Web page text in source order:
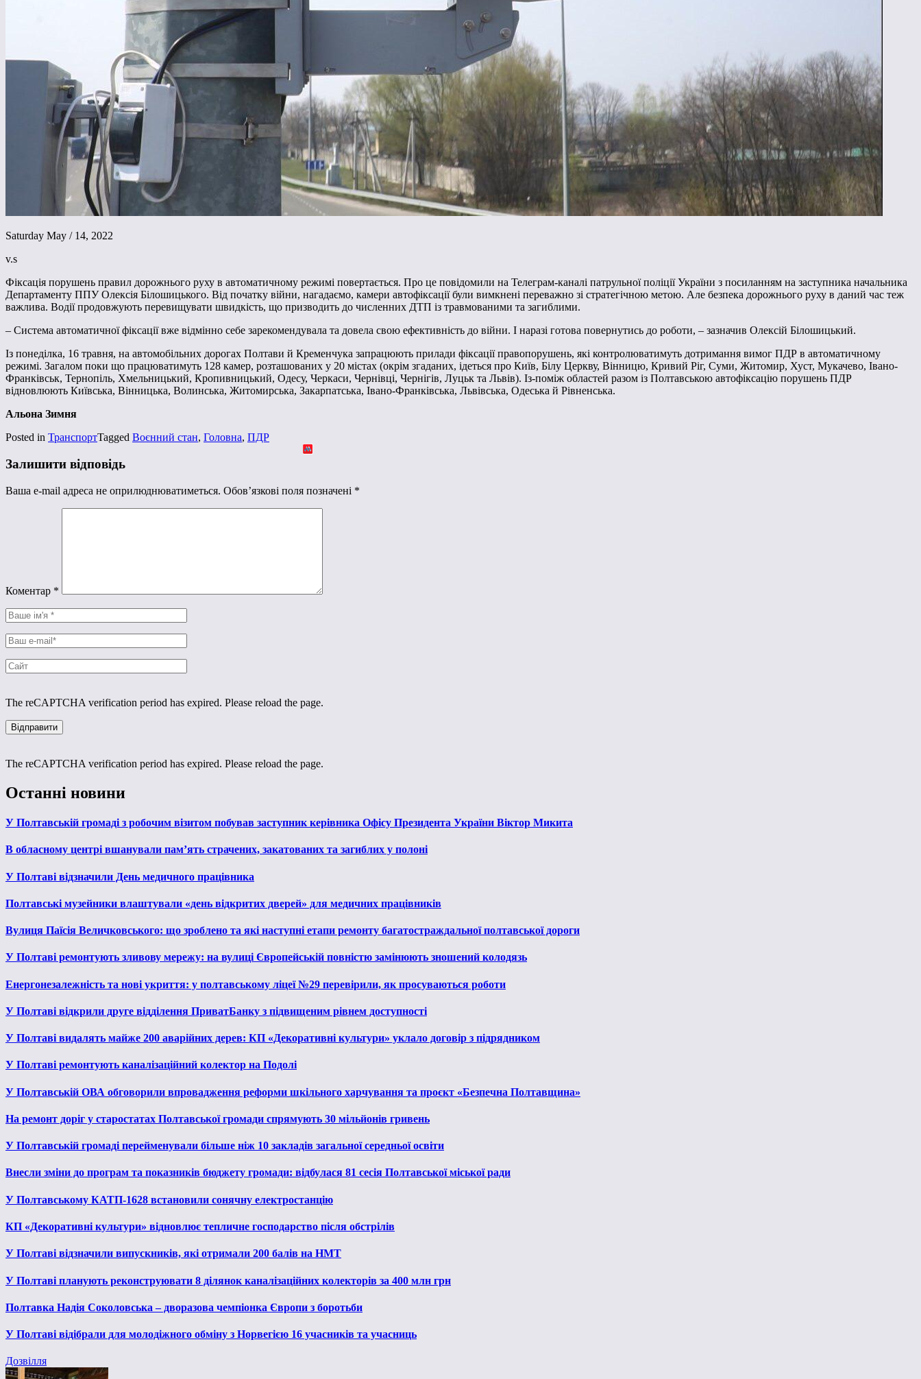
Saturday May / 14, 2022
v.s
Фіксація порушень правил дорожнього руху в автоматичному режимі повертається. Про це повідомили на Телеграм-каналі патрульної поліції України з посиланням на заступника начальника
Департаменту ППУ Олексія Білошицького. Від початку війни, нагадаємо, камери автофіксації були вимкнені переважно зі стратегічною метою. Але безпека дорожнього руху в даний час теж
важлива. Водії продовжують перевищувати швидкість, що призводить до численних ДТП із травмованими та загиблими.
– Система автоматичної фіксації вже відмінно себе зарекомендувала та довела свою ефективність до війни. І наразі готова повернутись до роботи, – зазначив Олексій Білошицький.
Із понеділка, 16 травня, на автомобільних дорогах Полтави й Кременчука запрацюють прилади фіксації правопорушень, які контролюватимуть дотримання вимог ПДР в автоматичному
режимі. Загалом поки що працюватимуть 128 камер, розташованих у 20 містах (окрім згаданих, ідеться про Київ, Білу Церкву, Вінницю, Кривий Ріг, Суми, Житомир, Хуст, Мукачево, Івано-
Франківськ, Тернопіль, Хмельницький, Кропивницький, Одесу, Черкаси, Чернівці, Чернігів, Луцьк та Львів). Із-поміж областей разом із Полтавською автофіксацію порушень ПДР
відновлюють Київська, Вінницька, Волинська, Житомирська, Закарпатська, Івано-Франківська, Львівська, Одеська й Рівненська.
Альона Зимня
Posted in ТранспортTagged Воєнний стан, Головна, ПДР
Залишити відповідь
Ваша e-mail адреса не оприлюднюватиметься. Обов’язкові поля позначені *
Коментар *
The reCAPTCHA verification period has expired. Please reload the page.
The reCAPTCHA verification period has expired. Please reload the page.
Останні новини
У Полтавській громаді з робочим візитом побував заступник керівника Офісу Президента України Віктор Микита
В обласному центрі вшанували пам’ять страчених, закатованих та загиблих у полоні
У Полтаві відзначили День медичного працівника
Полтавські музейники влаштували «день відкритих дверей» для медичних працівників
Вулиця Паїсія Величковського: що зроблено та які наступні етапи ремонту багатостраждальної полтавської дороги
У Полтаві ремонтують зливову мережу: на вулиці Європейській повністю замінюють зношений колодязь
Енергонезалежність та нові укриття: у полтавському ліцеї №29 перевірили, як просуваються роботи
У Полтаві відкрили друге відділення ПриватБанку з підвищеним рівнем доступності
У Полтаві видалять майже 200 аварійних дерев: КП «Декоративні культури» уклало договір з підрядником
У Полтаві ремонтують каналізаційний колектор на Подолі
У Полтавській ОВА обговорили впровадження реформи шкільного харчування та проєкт «Безпечна Полтавщина»
На ремонт доріг у старостатах Полтавської громади спрямують 30 мільйонів гривень
У Полтавській громаді перейменували більше ніж 10 закладів загальної середньої освіти
Внесли зміни до програм та показників бюджету громади: відбулася 81 сесія Полтавської міської ради
У Полтавському КАТП-1628 встановили сонячну електростанцію
КП «Декоративні культури» відновлює тепличне господарство після обстрілів
У Полтаві відзначили випускників, які отримали 200 балів на НМТ
У Полтаві планують реконструювати 8 ділянок каналізаційних колекторів за 400 млн грн
Полтавка Надія Соколовська – дворазова чемпіонка Європи з боротьби
У Полтаві відібрали для молодіжного обміну з Норвегією 16 учасників та учасниць
Дозвілля